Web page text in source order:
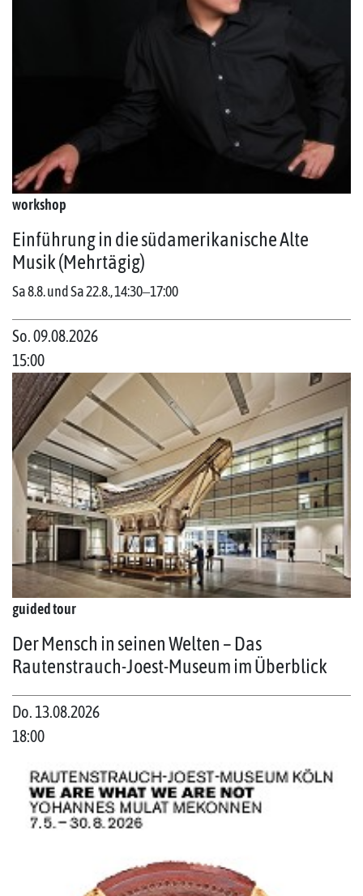
workshop
Einführung in die südamerikanische Alte
Musik (Mehrtägig)
Sa 8.8. und Sa 22.8., 14:30‒17:00
So. 09.08.2026
15:00
guided tour
Der Mensch in seinen Welten – Das
Rautenstrauch-Joest-Museum im Überblick
Do. 13.08.2026
18:00